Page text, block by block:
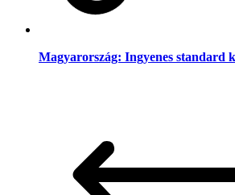
Magyarország: Ingyenes standard